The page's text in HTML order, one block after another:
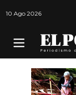
10 Ago 2026